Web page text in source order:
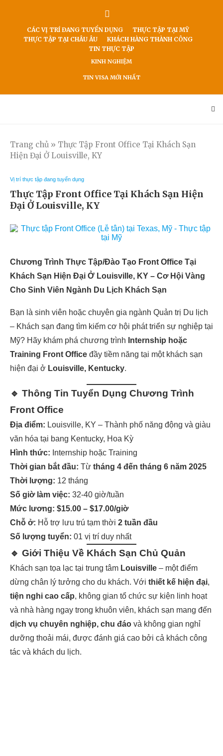
CÁC VỊ TRÍ ĐANG TUYỂN DỤNG
THỰC TẬP TẠI MỸ
THỰC TẬP TẠI CHÂU ÂU
KHÁCH HÀNG THÀNH CÔNG
TIN THỰC TẬP
KINH NGHIỆM
TIN VISA MỚI NHẤT
Trang chủ » Thực Tập Front Office Tại Khách Sạn
Hiện Đại Ở Louisville, KY
Vị trí thực tập đang tuyển dụng
Thực Tập Front Office Tại Khách Sạn Hiện
Đại Ở Louisville, KY
Chương Trình Thực Tập/Đào Tạo Front Office Tại
Khách Sạn Hiện Đại Ở Louisville, KY – Cơ Hội Vàng
Cho Sinh Viên Ngành Du Lịch Khách Sạn
Bạn là sinh viên hoặc chuyên gia ngành Quản trị Du lịch
– Khách sạn đang tìm kiếm cơ hội phát triển sự nghiệp tại
Mỹ? Hãy khám phá chương trình Internship hoặc
Training Front Office đầy tiềm năng tại một khách sạn
hiện đại ở Louisville, Kentucky.
🔹 Thông Tin Tuyển Dụng Chương Trình
Front Office
Địa điểm: Louisville, KY – Thành phố năng động và giàu
văn hóa tại bang Kentucky, Hoa Kỳ
Hình thức: Internship hoặc Training
Thời gian bắt đầu: Từ tháng 4 đến tháng 6 năm 2025
Thời lượng: 12 tháng
Số giờ làm việc: 32-40 giờ/tuần
Mức lương: $15.00 – $17.00/giờ
Chỗ ở: Hỗ trợ lưu trú tạm thời 2 tuần đầu
Số lượng tuyển: 01 vị trí duy nhất
🔹 Giới Thiệu Về Khách Sạn Chủ Quản
Khách sạn tọa lạc tại trung tâm Louisville – một điểm
dừng chân lý tưởng cho du khách. Với thiết kế hiện đại,
tiện nghi cao cấp, không gian tổ chức sự kiện linh hoạt
và nhà hàng ngay trong khuôn viên, khách sạn mang đến
dịch vụ chuyên nghiệp, chu đáo và không gian nghỉ
dưỡng thoải mái, được đánh giá cao bởi cả khách công
tác và khách du lịch.